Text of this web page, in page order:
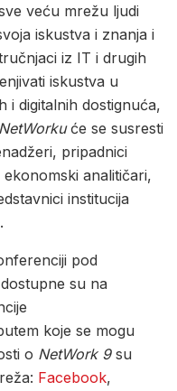
veću mrežu ljudi
iskustva i znanja i
iz IT i drugih
iskustva u
i digitalnih dostignuća,
NetWorkuće se susresti
pripadnici
analitičari,
institucija
pod
su na
koje se mogu
o NetWork 9 su
Facebook,